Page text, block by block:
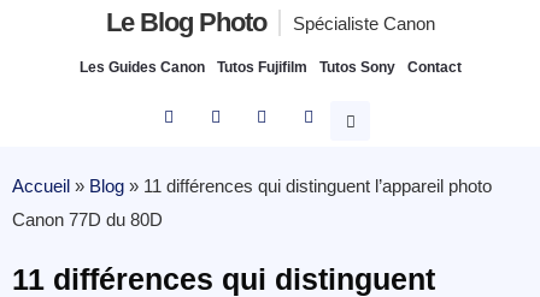
Le Blog Photo Spécialiste Canon
Les Guides Canon Tutos Fujifilm Tutos Sony Contact
Accueil » Blog » 11 différences qui distinguent l’appareil photo
Canon 77D du 80D
11 différences qui distinguent